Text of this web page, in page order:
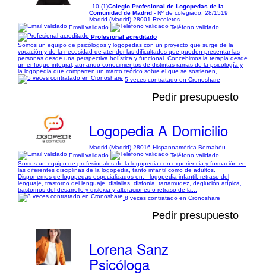
10 (1)Colegio Profesional de Logopedas de la
Comunidad de Madrid- Nº de colegiado: 28/1519
Madrid (Madrid) 28001 Recoletos
Email validado
Teléfono validado
Profesional acreditado
Somos un equipo de psicólogos y logopedas con un proyecto que surge de la
vocación y de la necesidad de atender las dificultades que pueden presentar las
personas desde una perspectiva holística y funcional. Concebimos la terapia desde
un enfoque integral, aunando conocimientos de distintas ramas de la psicología y
la logopedia que comparten un marco teórico sobre el que se sostienen,...
5 veces contratado en Cronoshare
Pedir presupuesto
Logopedia A Domicilio
Madrid (Madrid) 28016 Hispanoamérica Bernabéu
Email validado
Teléfono validado
Somos un equipo de profesionales de la logopedia con experiencia y formación en
las diferentes disciplinas de la logopedia, tanto infantil como de adultos.
Disponemos de logopedas especializados en: - logopedia infantil: retraso del
lenguaje, trastorno del lenguaje, dislalias, disfonia, tartamudez, deglución atípica,
trastornos del desarrollo y dislexia y alteraciones o retraso de la...
8 veces contratado en Cronoshare
Pedir presupuesto
Lorena Sanz
Psicóloga